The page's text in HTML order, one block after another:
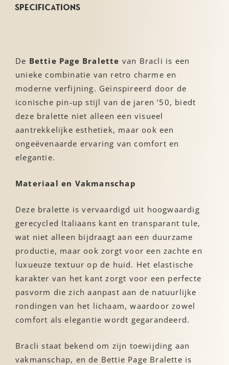
Lees de volledige productbeschrijving
Specifications
De Bettie Page Bralette van Bracli is een
unieke combinatie van retro charme en
moderne verfijning. Geïnspireerd door de
iconische pin-up stijl van de jaren ’50, biedt
deze bralette niet alleen een visueel
aantrekkelijke esthetiek, maar ook een
ongeëvenaarde ervaring van comfort en
elegantie.
Materiaal en Vakmanschap
Deze bralette is vervaardigd uit hoogwaardig
gerecycled Italiaans kant en transparant tule,
wat niet alleen bijdraagt aan een duurzame
productie, maar ook zorgt voor een zachte en
luxueuze textuur op de huid. Het elastische
karakter van het kant zorgt voor een perfecte
pasvorm die zich aanpast aan de natuurlijke
rondingen van het lichaam, waardoor zowel
comfort als elegantie wordt gegarandeerd.
Bracli staat bekend om zijn toewijding aan
vakmanschap, en de Bettie Page Bralette is